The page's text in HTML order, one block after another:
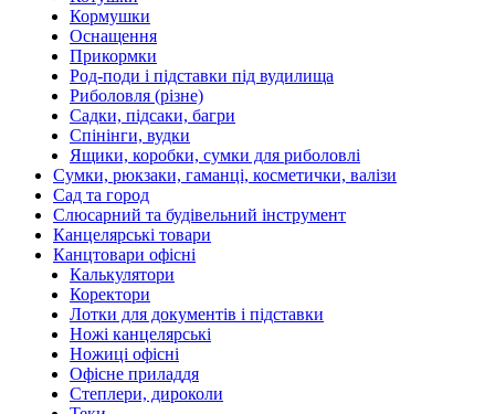
Кормушки
Оснащення
Прикормки
Род-поди і підставки під вудилища
Риболовля (різне)
Садки, підсаки, багри
Спінінги, вудки
Ящики, коробки, сумки для риболовлі
Сумки, рюкзаки, гаманці, косметички, валізи
Сад та город
Слюсарний та будівельний інструмент
Канцелярські товари
Канцтовари офісні
Калькулятори
Коректори
Лотки для документів і підставки
Ножі канцелярські
Ножиці офісні
Офісне приладдя
Степлери, дироколи